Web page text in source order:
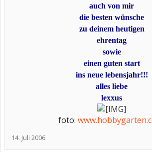
auch von mir
die besten wünsche
zu deinem heutigen
ehrentag
sowie
einen guten start
ins neue lebensjahr!!!
alles liebe
lexxus
foto:
14. Juli 2006